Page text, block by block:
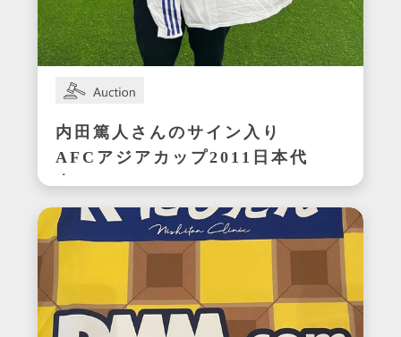
内田篤人さんのサイン入り
AFCアジアカップ2011日本代
表ユニフォーム